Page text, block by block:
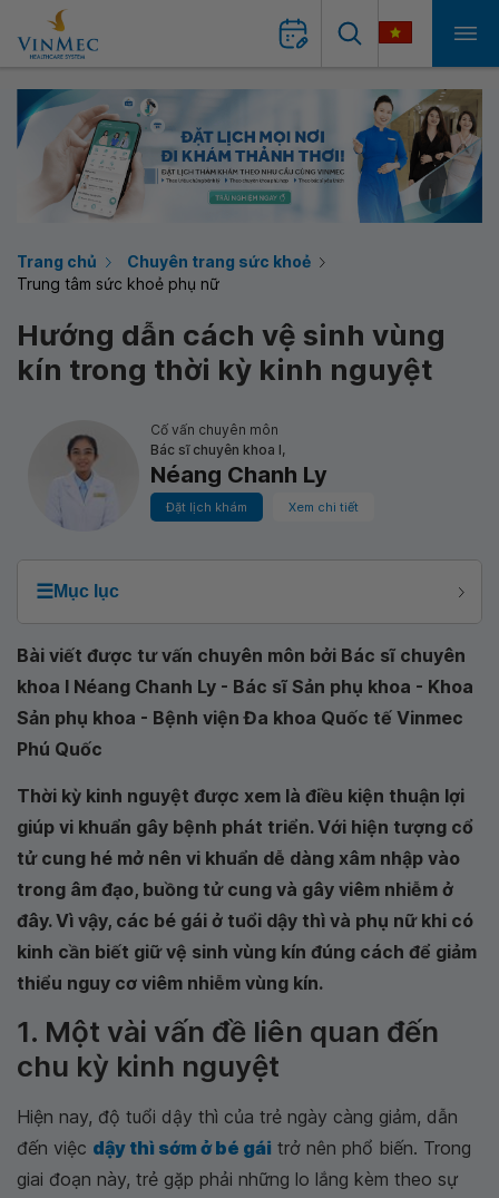
Trang chủ
Chuyên trang sức khoẻ
Trung tâm sức khoẻ phụ nữ
Hướng dẫn cách vệ sinh vùng
kín trong thời kỳ kinh nguyệt
Cố vấn chuyên môn
Bác sĩ chuyên khoa I,
Néang Chanh Ly
Đặt lịch khám Xem chi tiết
☰Mục lục
Bài viết được tư vấn chuyên môn bởi Bác sĩ chuyên
khoa I Néang Chanh Ly - Bác sĩ Sản phụ khoa - Khoa
Sản phụ khoa - Bệnh viện Đa khoa Quốc tế Vinmec
Phú Quốc
Thời kỳ kinh nguyệt được xem là điều kiện thuận lợi
giúp vi khuẩn gây bệnh phát triển. Với hiện tượng cổ
tử cung hé mở nên vi khuẩn dễ dàng xâm nhập vào
trong âm đạo, buồng tử cung và gây viêm nhiễm ở
đây. Vì vậy, các bé gái ở tuổi dậy thì và phụ nữ khi có
kinh cần biết giữ vệ sinh vùng kín đúng cách để giảm
thiểu nguy cơ viêm nhiễm vùng kín.
1. Một vài vấn đề liên quan đến
chu kỳ kinh nguyệt
Hiện nay, độ tuổi dậy thì của trẻ ngày càng giảm, dẫn
đến việc dậy thì sớm ở bé gái trở nên phổ biến. Trong
giai đoạn này, trẻ gặp phải những lo lắng kèm theo sự